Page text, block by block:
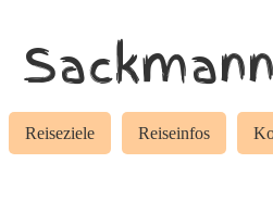
Reiseziele Reiseinfos